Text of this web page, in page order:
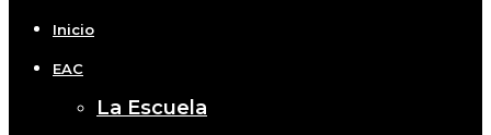
Inicio
EAC
La Escuela